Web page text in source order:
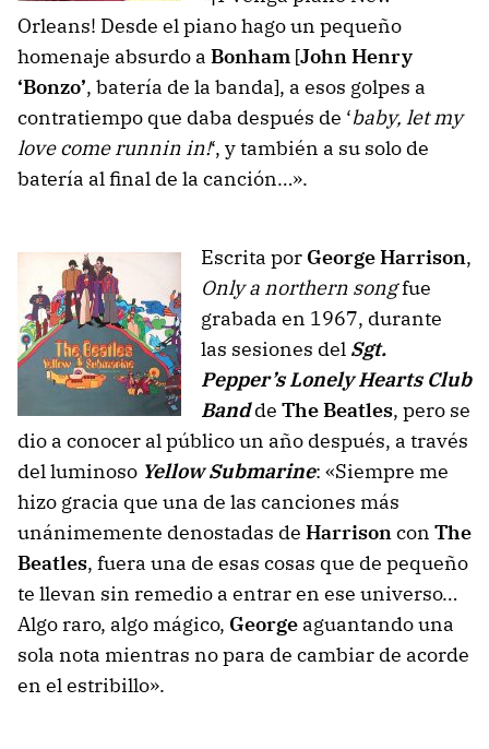
Orleans! Desde el piano hago un pequeño
homenaje absurdo a Bonham [John Henry
‘Bonzo’, batería de la banda], a esos golpes a
contratiempo que daba después de ‘baby, let my
love come runnin in!‘, y también a su solo de
batería al final de la canción…».
Escrita por George Harrison,
Only a northern songfue
grabada en 1967, durante
las sesiones del Sgt.
Pepper’s Lonely Hearts Club
Bandde The Beatles, pero se
dio a conocer al público un año después, a través
del luminoso Yellow Submarine: «Siempre me
hizo gracia que una de las canciones más
unánimemente denostadas de Harrisoncon The
Beatles, fuera una de esas cosas que de pequeño
te llevan sin remedio a entrar en ese universo…
Algo raro, algo mágico, George aguantando una
sola nota mientras no para de cambiar de acorde
en el estribillo».